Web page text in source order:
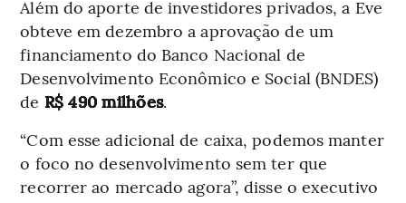
Além do aporte de investidores privados, a Eve
obteve em dezembro a aprovação de um
financiamento do Banco Nacional de
Desenvolvimento Econômico e Social (BNDES)
de R$ 490 milhões.
“Com esse adicional de caixa, podemos manter
o foco no desenvolvimento sem ter que
recorrer ao mercado agora”, disse o executivo